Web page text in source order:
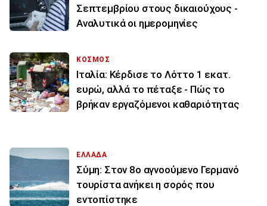
Σεπτεμβρίου στους δικαιούχους -
Αναλυτικά οι ημερομηνίες
ΚΟΣΜΟΣ
Ιταλία: Κέρδισε το Λόττο 1 εκατ.
ευρώ, αλλά το πέταξε - Πώς το
βρήκαν εργαζόμενοι καθαριότητας
ΕΛΛΑΔΑ
Σύμη: Στον 8ο αγνοούμενο Γερμανό
τουρίστα ανήκει η σορός που
εντοπίστηκε